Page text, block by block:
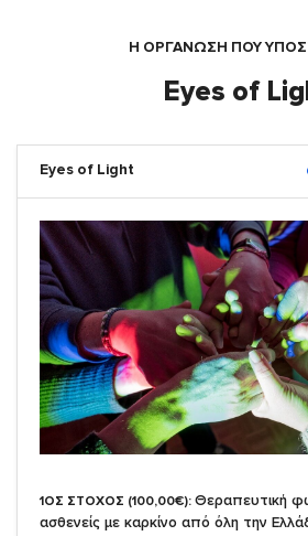
Η ΟΡΓΆΝΩΣΗ ΠΟΥ
Eyes of
Eyes of Light
1ΟΣ ΣΤΟΧΟΣ (100,00€): Θεραπευτική
ασθενείς με καρκίνο από όλη την